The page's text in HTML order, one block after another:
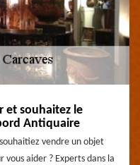
et souhaitez le
Antiquaire
vendre un objet
aider ? Experts dans la